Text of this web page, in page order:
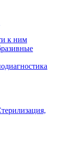
к ним